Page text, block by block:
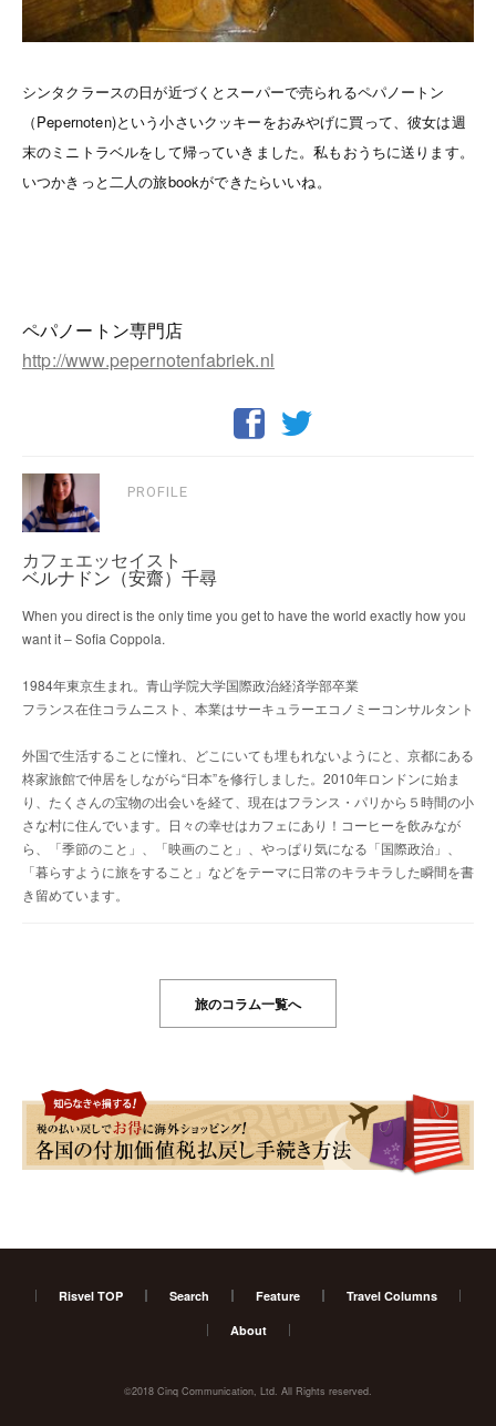
シンタクラースの日が近づくとスーパーで売られるペパノートン
（Pepernoten)という小さいクッキーをおみやげに買って、彼女は週
末のミニトラベルをして帰っていきました。私もおうちに送ります。
いつかきっと二人の旅bookができたらいいね。
ペパノートン専門店
http://www.pepernotenfabriek.nl
PROFILE
カフェエッセイスト
ベルナドン（安齋）千尋
When you direct is the only time you get to have the world exactly how you
want it – Sofia Coppola.
1984年東京生まれ。青山学院大学国際政治経済学部卒業
フランス在住コラムニスト、本業はサーキュラーエコノミーコンサルタント
外国で生活することに憧れ、どこにいても埋もれないようにと、京都にある
柊家旅館で仲居をしながら“日本”を修行しました。2010年ロンドンに始ま
り、たくさんの宝物の出会いを経て、現在はフランス・パリから５時間の小
さな村に住んでいます。日々の幸せはカフェにあり！コーヒーを飲みなが
ら、「季節のこと」、「映画のこと」、やっぱり気になる「国際政治」、
「暮らすように旅をすること」などをテーマに日常のキラキラした瞬間を書
き留めています。
旅のコラム一覧へ
Risvel TOP Search Feature Travel Columns
About
©2018 Cinq Communication, Ltd. All Rights reserved.